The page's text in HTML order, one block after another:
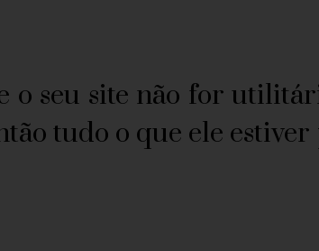
seu site não for
tudo o que ele